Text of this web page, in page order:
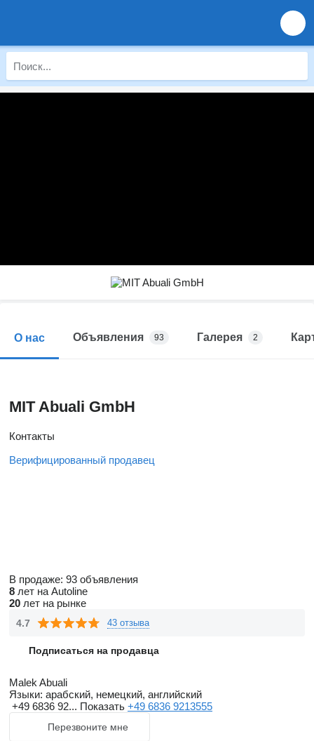
О нас Объявления 93 Галерея 2
MIT Abuali GmbH
Контакты
Верифицированный продавец
В продаже: 93 объявления
8 лет на Autoline
20 лет на рынке
4.7 43 отзыва
Подписаться на продавца
Malek Abuali
Языки: арабский, немецкий, английский
+49 6836 92... Показать +49 6836 9213555
Перезвоните мне